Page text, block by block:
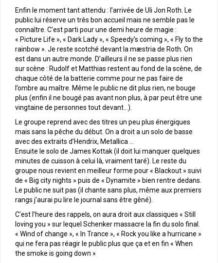
Enfin le moment tant attendu : l’arrivée de Uli Jon Roth. Le
public lui réserve un très bon accueil mais ne semble pas le
connaître. C’est parti pour une demi heure de magie :
« Picture Life », « Dark Lady », « Speedy’s coming », « Fly to the
rainbow ». Je reste scotché devant la mæstria de Roth. On
est dans un autre monde. D’ailleurs il ne se passe plus rien
sur scène : Rudolf et Matthias restent au fond de la scène, de
chaque côté de la batterie comme pour ne pas faire de
l’ombre au maître. Même le public ne dit plus rien, ne bouge
plus (enfin il ne bougé pas avant non plus, à par peut être une
vingtaine de personnes tout devant…).
Le groupe reprend avec des titres un peu plus énergiques
mais sans la pêche du début. On a droit a un solo de basse
avec des extraits d’Hendrix, Metallica …
Ensuite le solo de James Kottak (il doit lui manquer quelques
minutes de cuisson à celui là, vraiment taré). Le reste du
groupe nous revient en meilleur forme pour « Blackout » suivi
de « Big city nights » puis de « Dynamite » bien rentre dedans.
Le public ne suit pas (il chante sans plus, même aux premiers
rangs j’aurai pu lire le journal sans être gêné).
C’est l’heure des rappels, on aura droit aux classiques « Still
loving you » sur lequel Schenker massacre la fin du solo final.
« Wind of change », « In Trance », « Rock you like a hurricane »
qui ne fera pas réagir le public plus que ça et en fin « When
the smoke is going down »